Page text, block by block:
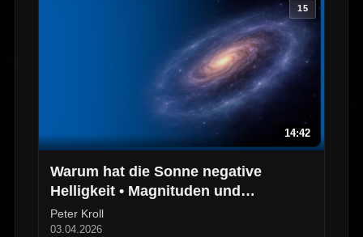
15
14:42
Warum hat die Sonne negative
Helligkeit • Magnituden und
Intensitäten
Peter Kroll
03.04.2026